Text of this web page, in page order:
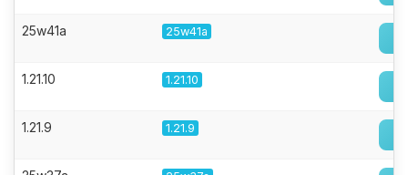
25w41a 25w41a
1.21.10 1.21.10
1.21.9 1.21.9